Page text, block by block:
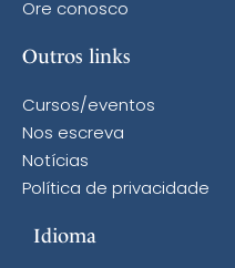
Ore conosco
Outros links
Cursos/eventos
Nos escreva
Notícias
Política de privacidade
Idioma